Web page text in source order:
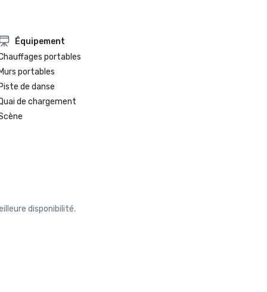
Équipement
portables
Murs portables
Piste de danse
de chargement
disponibilité.